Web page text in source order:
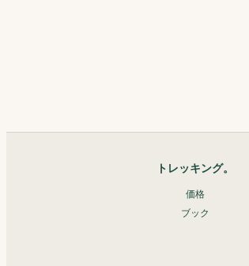
トレッキング。
価格
ブック